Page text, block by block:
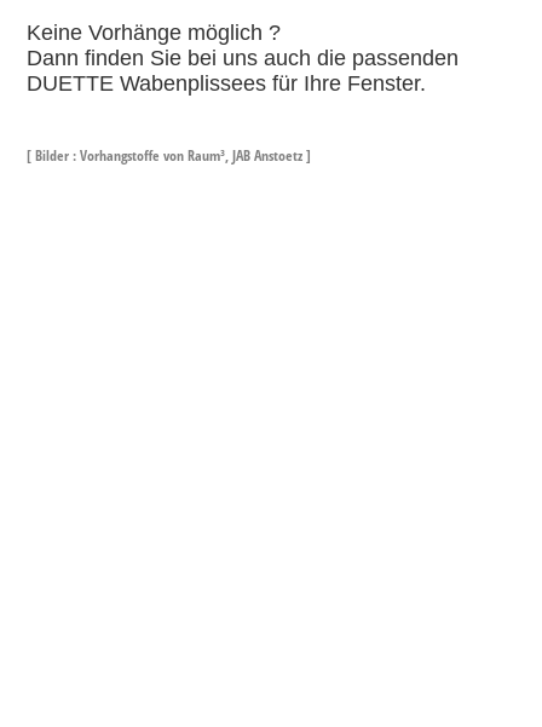
Keine Vorhänge möglich ?
Dann finden Sie bei uns auch die passenden
DUETTE Wabenplissees für Ihre Fenster.
[ Bilder : Vorhangstoffe von Raum³, JAB Anstoetz ]